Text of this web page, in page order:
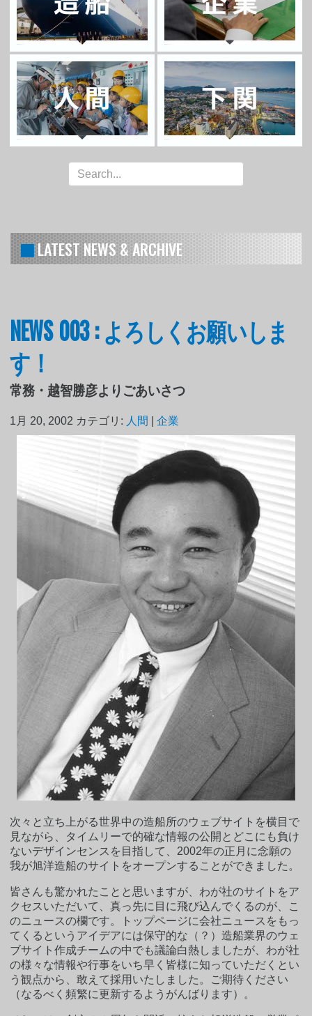
LATEST NEWS & ARCHIVE
NEWS 003 : よろしくお願いしま
す！
常務・越智勝彦よりごあいさつ
1月 20, 2002 カテゴリ: 人間 |企業
次々と立ち上がる世界中の造船所のウェブサイトを横目で
見ながら、タイムリーで的確な情報の公開とどこにも負け
ないデザインセンスを目指して、2002年の正月に念願の
我が旭洋造船のサイトをオープンすることができました。
皆さんも驚かれたことと思いますが、わが社のサイトをア
クセスいただいて、真っ先に目に飛び込んでくるのが、こ
のニュースの欄です。トップページに会社ニュースをもっ
てくるというアイデアには保守的な（？）造船業界のウェ
ブサイト作成チームの中でも議論白熱しましたが、わが社
の様々な情報や行事をいち早く皆様に知っていただくとい
う観点から、敢えて採用いたしました。ご期待ください
（なるべく頻繁に更新するようがんばります）。